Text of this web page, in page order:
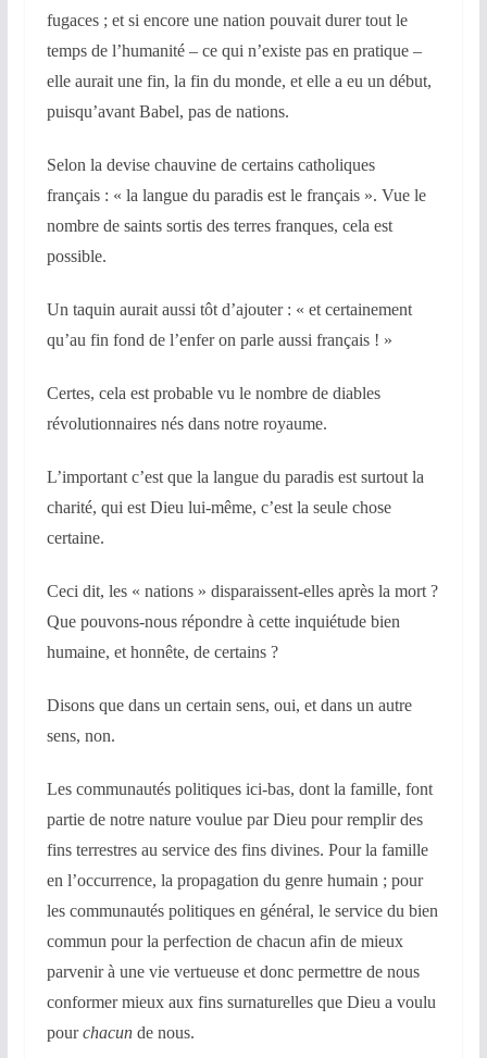
fugaces ; et si encore une nation pouvait durer tout le
temps de l’humanité – ce qui n’existe pas en pratique –
elle aurait une fin, la fin du monde, et elle a eu un début,
puisqu’avant Babel, pas de nations.
Selon la devise chauvine de certains catholiques
français : « la langue du paradis est le français ». Vue le
nombre de saints sortis des terres franques, cela est
possible.
Un taquin aurait aussi tôt d’ajouter : « et certainement
qu’au fin fond de l’enfer on parle aussi français ! »
Certes, cela est probable vu le nombre de diables
révolutionnaires nés dans notre royaume.
L’important c’est que la langue du paradis est surtout la
charité, qui est Dieu lui-même, c’est la seule chose
certaine.
Ceci dit, les « nations » disparaissent-elles après la mort ?
Que pouvons-nous répondre à cette inquiétude bien
humaine, et honnête, de certains ?
Disons que dans un certain sens, oui, et dans un autre
sens, non.
Les communautés politiques ici-bas, dont la famille, font
partie de notre nature voulue par Dieu pour remplir des
fins terrestres au service des fins divines. Pour la famille
en l’occurrence, la propagation du genre humain ; pour
les communautés politiques en général, le service du bien
commun pour la perfection de chacun afin de mieux
parvenir à une vie vertueuse et donc permettre de nous
conformer mieux aux fins surnaturelles que Dieu a voulu
pourchacunde nous.